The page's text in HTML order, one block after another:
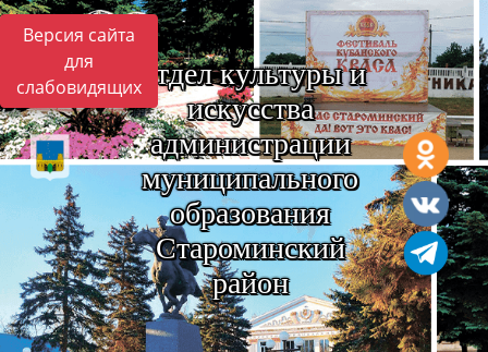
Версия сайта
для
слабовидящих Отдел культуры и
искусства
администрации
муниципального
образования
Староминский
район